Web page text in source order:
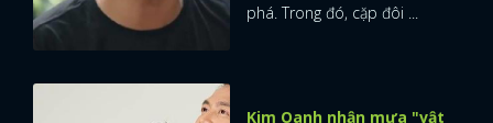
phá. Trong đó, cặp đôi ...
Kim Oanh nhận mưa "vật